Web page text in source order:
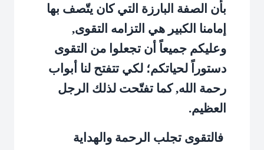
بأن الصفة البارزة التي كان يتّصف بها
إمامنا الكبير هي التزامه التقوى,
وعليكم جميعاً أن تجعلوا من التقوى
دستوراً لحياتكم؛ لكي تتفتح لنا أبواب
رحمة الله, كما تفتّحت لذلك الرجل
العظيم.
فالتقوى تجلب الرحمة والهداية